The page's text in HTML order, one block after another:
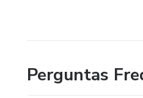
Perguntas